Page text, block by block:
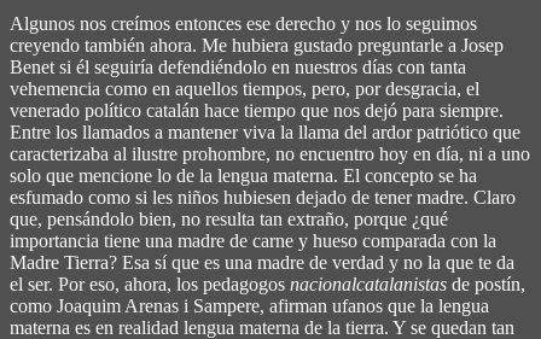
Algunos nos creímos entonces ese derecho y nos lo seguimos
creyendo también ahora. Me hubiera gustado preguntarle a Josep
Benet si él seguiría defendiéndolo en nuestros días con tanta
vehemencia como en aquellos tiempos, pero, por desgracia, el
venerado político catalán hace tiempo que nos dejó para siempre.
Entre los llamados a mantener viva la llama del ardor patriótico que
caracterizaba al ilustre prohombre, no encuentro hoy en día, ni a uno
solo que mencione lo de la lengua materna. El concepto se ha
esfumado como si les niños hubiesen dejado de tener madre. Claro
que, pensándolo bien, no resulta tan extraño, porque ¿qué
importancia tiene una madre de carne y hueso comparada con la
Madre Tierra? Esa sí que es una madre de verdad y no la que te da
el ser. Por eso, ahora, los pedagogos nacionalcatalanistas de postín,
como Joaquim Arenas i Sampere, afirman ufanos que la lengua
materna es en realidad lengua materna de la tierra. Y se quedan tan